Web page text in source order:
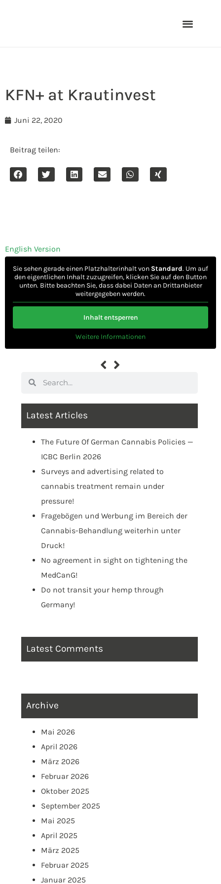
KFN+ at Krautinvest
Juni 22, 2020
Beitrag teilen:
English Version
Sie sehen gerade einen Platzhalterinhalt von Standard. Um auf
den eigentlichen Inhalt zuzugreifen, klicken Sie auf den Button
unten. Bitte beachten Sie, dass dabei Daten an Drittanbieter
weitergegeben werden.
Inhalt entsperren
Weitere Informationen
Latest Articles
The Future Of German Cannabis Policies —
ICBC Berlin 2026
Surveys and advertising related to
cannabis treatment remain under
pressure!
Fragebögen und Werbung im Bereich der
Cannabis-Behandlung weiterhin unter
Druck!
No agreement in sight on tightening the
MedCanG!
Do not transit your hemp through
Germany!
Latest Comments
Archive
Mai 2026
April 2026
März 2026
Februar 2026
Oktober 2025
September 2025
Mai 2025
April 2025
März 2025
Februar 2025
Januar 2025